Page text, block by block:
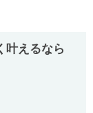
叶えるなら